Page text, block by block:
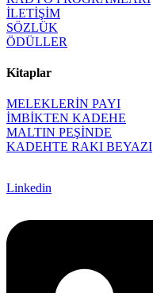
İLETİŞİM
SÖZLÜK
ÖDÜLLER
Kitaplar
MELEKLERİN PAYI
İMBİKTEN KADEHE
MALTIN PEŞİNDE
KADEHTE RAKI BEYAZI
Linkedin